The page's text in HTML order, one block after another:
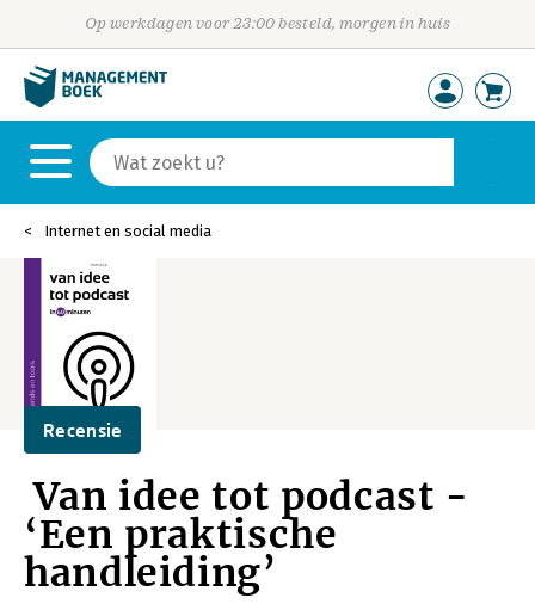
Op werkdagen voor 23:00 besteld, morgen in huis
Internet en social media
Recensie
Van idee tot podcast -
‘Een praktische
handleiding’